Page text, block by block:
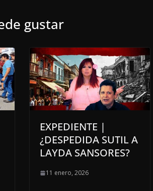
gustar
EXPEDIENTE |
¿DESPEDIDA SUTIL A
LAYDA SANSORES?
11 enero, 2026